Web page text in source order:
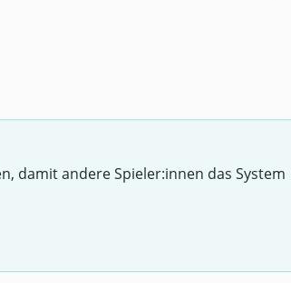
damit andere Spieler:innen das System